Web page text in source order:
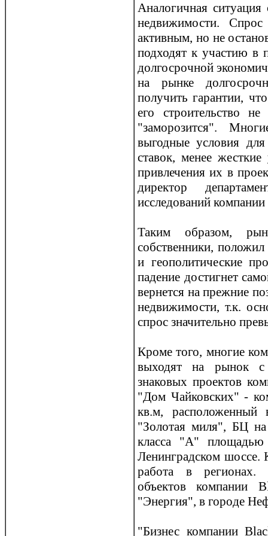
Аналогичная
недвижимости.
активным, но не
подходят к участию в
долгосрoчной
на рынке
получить гарантии,
его стрoительство
"заморoзится".
выгодные условия
ставок, менее
привлечения их в
директор
исследований
Таким образом,
собственники,
и геополитические
падение достигнет
вернется на прежние
недвижимости, т.к.
спрoс значительно
Крoме того, многие
выходят на рынок с
знаковых прoектов
"Дом Чайковских" -
кв.м,
"Золотая миля", БЦ на
класса "А"
Ленинградском шоссе.
работа в регионах.
объектов компании
"Энергия", в горoде
"Бизнес компании